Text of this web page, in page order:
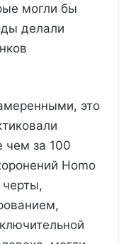
могли бы
делали
это
чем за 100
Homo
черты,